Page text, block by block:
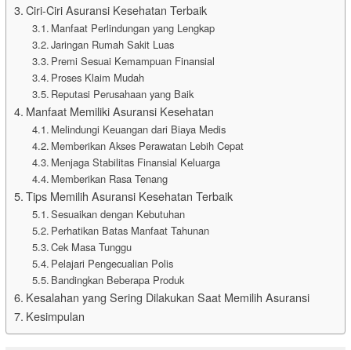
Ciri-Ciri Asuransi Kesehatan Terbaik
Manfaat Perlindungan yang Lengkap
Jaringan Rumah Sakit Luas
Premi Sesuai Kemampuan Finansial
Proses Klaim Mudah
Reputasi Perusahaan yang Baik
Manfaat Memiliki Asuransi Kesehatan
Melindungi Keuangan dari Biaya Medis
Memberikan Akses Perawatan Lebih Cepat
Menjaga Stabilitas Finansial Keluarga
Memberikan Rasa Tenang
Tips Memilih Asuransi Kesehatan Terbaik
Sesuaikan dengan Kebutuhan
Perhatikan Batas Manfaat Tahunan
Cek Masa Tunggu
Pelajari Pengecualian Polis
Bandingkan Beberapa Produk
Kesalahan yang Sering Dilakukan Saat Memilih Asuransi
Kesimpulan